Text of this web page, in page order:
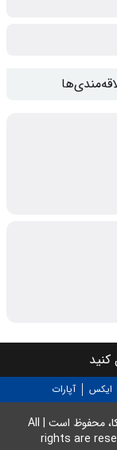
ایکس آپارات
1384-1404 تمامی حقوق برای خبرگزاری افغان ایرکا، محفوظ است | All
rights are